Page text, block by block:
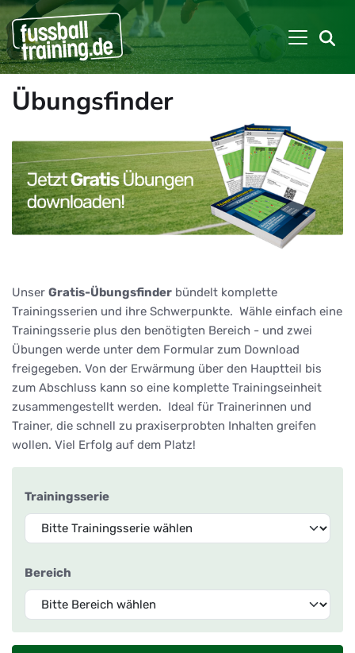
Übungsfinder
Unser Gratis-Übungsfinder bündelt komplette
Trainingsserien und ihre Schwerpunkte. Wähle einfach eine
Trainingsserie plus den benötigten Bereich - und zwei
Übungen werde unter dem Formular zum Download
freigegeben. Von der Erwärmung über den Hauptteil bis
zum Abschluss kann so eine komplette Trainingseinheit
zusammengestellt werden. Ideal für Trainerinnen und
Trainer, die schnell zu praxiserprobten Inhalten greifen
wollen. Viel Erfolg auf dem Platz!
Trainingsserie
Bereich